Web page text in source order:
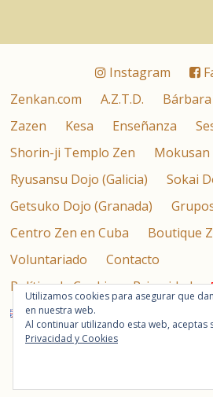
Instagram
Zenkan.com
A.Z.T.D.
Zazen
Kesa Enseñanza
Shorin-ji Templo Zen
Mokusan
Ryusansu Dojo (Galicia)
Sokai
Getsuko Dojo (Granada)
Centro Zen en Cuba
Boutique
Voluntariado
Contacto
Política de Cookies y Privacidad
English
Asociación Zen Taisen
Calle de la Magdalena 4, 2º
Utilizamos cookies para asegurar que
en nuestra web.
Al continuar utilizando esta web, aceptas
Privacidad y Cookies